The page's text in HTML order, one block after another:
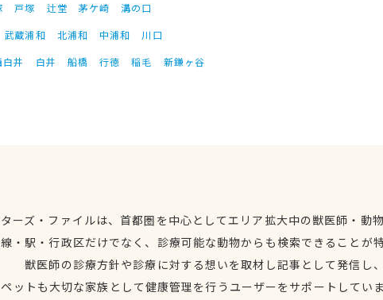
戸塚 辻堂 茅ケ崎
溝の口
武蔵浦和 北浦和 中浦和
川口
白井 白井 船橋 行徳 稲毛 新鎌ヶ谷
ーズ・ファイルは、首都圏を中心としてエリア拡大中の獣医師・動
・駅・行政区だけでなく、診療可能な動物からも検索できることが
獣医師の診療方針や診療に対する想いを取材し記事として発信し
ペットも大切な家族として健康管理を行うユーザーをサポートしてい